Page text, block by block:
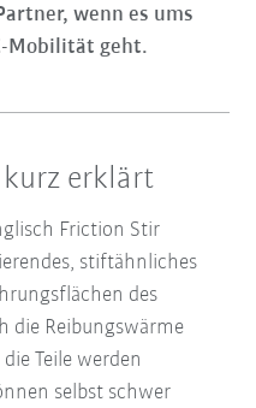
wenn es ums
Mobilität geht.
erklärt
Friction Stir
stiftähnliches
des
die Reibungswärme
Teile werden
selbst schwer